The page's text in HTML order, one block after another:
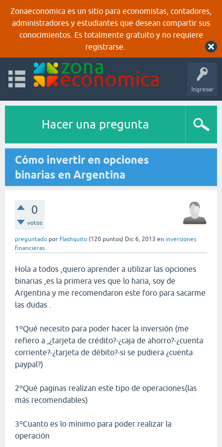
Zonaeconomica es un sitio para economistas, contadores,
administradores y estudiantes que desean compartir sus
conocimientos. Es totalmente gratuito y no requiere
registrarse.
Ingresar
Hacer una pregunta
Cómo invertir en opciones
binarias en Argentina
0
votos
preguntado por Flashquito (120 puntos) Dic 6, 2013 en inversiones
financieras
Hola a todos ,quiero aprender a utilizar las opciones
binarias ,es la primera ves que lo haria, soy de
Argentina y me recomendaron este foro para sacarme
las dudas .
1ºQué necesito para poder hacer la inversión (me
refiero a ,¿tarjeta de crédito?-¿caja de ahorro?-¿cuenta
corriente?-¿tarjeta de débito?-si se pudiera ¿cuenta
paypal?)
2ºQué paginas realizan este tipo de operaciones(las
más recomendables)
3ºCuanto es lo mínimo para poder realizar la
operación